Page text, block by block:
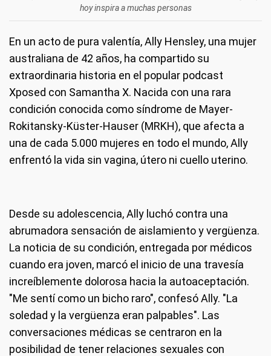
hoy inspira a muchas personas
En un acto de pura valentía, Ally Hensley, una mujer
australiana de 42 años, ha compartido su
extraordinaria historia en el popular podcast
Xposed con Samantha X. Nacida con una rara
condición conocida como síndrome de Mayer-
Rokitansky-Küster-Hauser (MRKH), que afecta a
una de cada 5.000 mujeres en todo el mundo, Ally
enfrentó la vida sin vagina, útero ni cuello uterino.
Desde su adolescencia, Ally luchó contra una
abrumadora sensación de aislamiento y vergüenza.
La noticia de su condición, entregada por médicos
cuando era joven, marcó el inicio de una travesía
increíblemente dolorosa hacia la autoaceptación.
"Me sentí como un bicho raro", confesó Ally. "La
soledad y la vergüenza eran palpables". Las
conversaciones médicas se centraron en la
posibilidad de tener relaciones sexuales con